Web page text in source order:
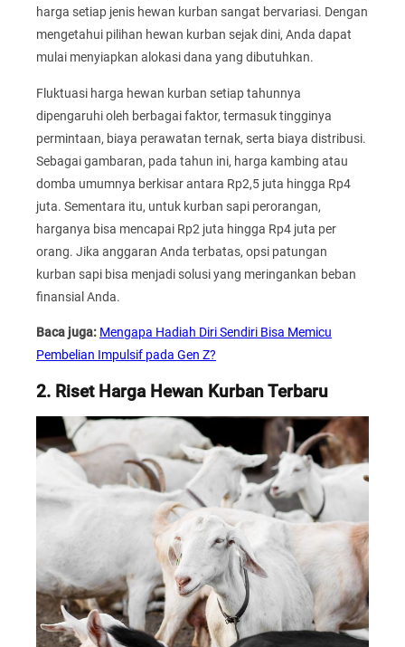
harga setiap jenis hewan kurban sangat bervariasi. Dengan
mengetahui pilihan hewan kurban sejak dini, Anda dapat
mulai menyiapkan alokasi dana yang dibutuhkan.
Fluktuasi harga hewan kurban setiap tahunnya
dipengaruhi oleh berbagai faktor, termasuk tingginya
permintaan, biaya perawatan ternak, serta biaya distribusi.
Sebagai gambaran, pada tahun ini, harga kambing atau
domba umumnya berkisar antara Rp2,5 juta hingga Rp4
juta. Sementara itu, untuk kurban sapi perorangan,
harganya bisa mencapai Rp2 juta hingga Rp4 juta per
orang. Jika anggaran Anda terbatas, opsi patungan
kurban sapi bisa menjadi solusi yang meringankan beban
finansial Anda.
Baca juga: Mengapa Hadiah Diri Sendiri Bisa Memicu
Pembelian Impulsif pada Gen Z?
2. Riset Harga Hewan Kurban Terbaru